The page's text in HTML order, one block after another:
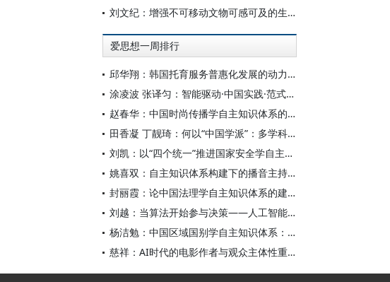
刘文纪：增强不可移动文物可感可及的生命力
爱思想一周排行
邱华翔：韩国托育服务普惠化发展的动力机制、制度路径与政策效应
涂凌波 张译匀：智能驱动·中国实践·范式创新：“构建中国新闻传播学自主知识体系”专题研讨会综述
赵春华：中国时尚传播学自主知识体系的内在逻辑与实践路径
田香凝 丁靓琦：何以“中国学派”：多学科视野下中国特色新闻传播学建设的研究
刘凯：以“四个统一”推进国家安全学自主知识体系构建
姚喜双：自主知识体系构建下的播音主持高等专业教育研究
封丽霞：论中国法理学自主知识体系的建构
刘越：当算法开始参与决策——人工智能重塑全球治理的底层逻辑
杨洁勉：中国区域国别学自主知识体系：本原、借鉴和建构
慈祥：AI时代的电影作者与观众主体性重构